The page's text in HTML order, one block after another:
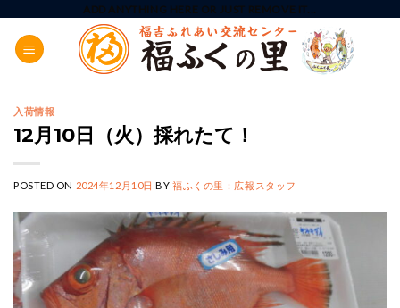
content
ADD ANYTHING HERE OR JUST REMOVE IT...
入荷情報
12月10日（火）採れたて！
POSTED ON 2024年12月10日 BY福ふくの里：広報スタッフ